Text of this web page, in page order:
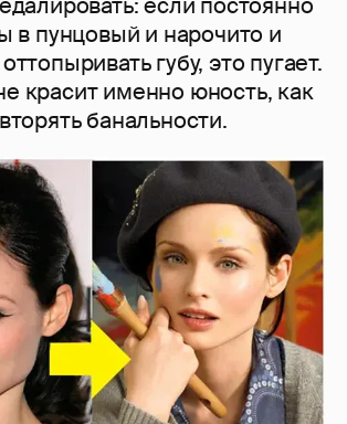
если постоянно
в пунцовый и нарочито и
губу, это пугает.
красит именно юность, как
банальности.